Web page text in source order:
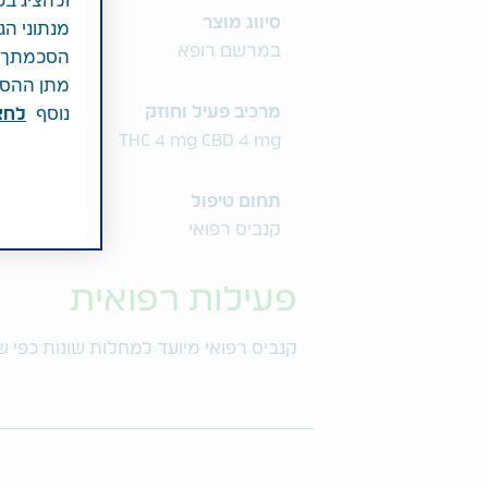
סיווג מוצר
במרשם רופא
מרכיב פעיל וחוזק
THC 4 mg CBD 4 mg
תחום טיפול
קנביס רפואי
פעילות רפואית
קנביס רפואי מיועד למחלות שונות
מנתוני
הסכמתך
מתן
נוסף